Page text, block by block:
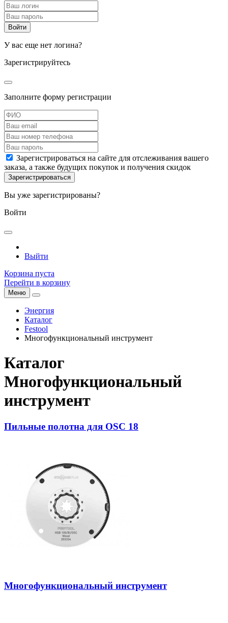
У вас еще нет логина?
Зарегистрируйтесь
Заполните форму регистрации
Зарегистрироваться на сайте для отслеживания вашего
заказа, а также будущих покупок и получения скидок
Вы уже зарегистрированы?
Войти
Выйти
Корзина пуста
Перейти в корзину
Меню
Энергия
Каталог
Festool
Многофункциональный инструмент
Каталог
Многофункциональный
инструмент
Пильные полотна для OSC 18
Многофункциональный инструмент